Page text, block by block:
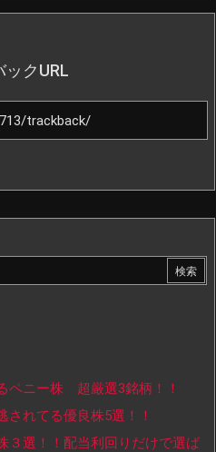
クURL
ペニー株 超厳選3銘柄！！
されてる優良株5選！！
３選！！配当利回りだけで選ば